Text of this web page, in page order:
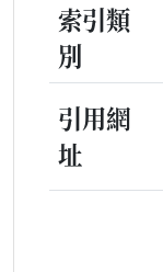
索引類
別
引用網
址